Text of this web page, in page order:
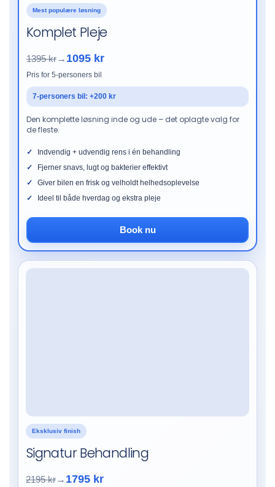
Mest populære løsning
Komplet Pleje
1395 kr→ 1095 kr
Pris for 5-personers bil
7-personers bil: +200 kr
Den komplette løsning inde og ude – det oplagte valg for
de fleste.
Indvendig + udvendig rens i én behandling
Fjerner snavs, lugt og bakterier effektivt
Giver bilen en frisk og velholdt helhedsoplevelse
Ideel til både hverdag og ekstra pleje
Book nu
Eksklusiv finish
Signatur Behandling
2195 kr→ 1795 kr